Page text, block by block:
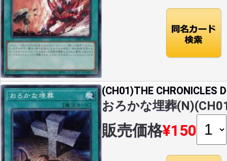
(CH01)THE CHRONICLES
おろかな埋葬
販売価格¥150